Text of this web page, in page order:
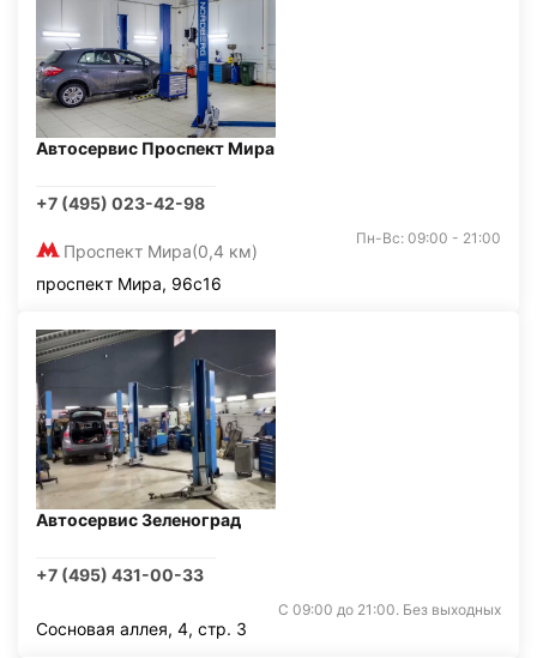
Автосервис Проспект Мира
+7 (495) 023-42-98
Проспект Мира(0,4 км)
Пн-Вс: 09:00 - 21:00
проспект Мира, 96с16
Автосервис Зеленоград
+7 (495) 431-00-33
С 09:00 до 21:00. Без выходных
Сосновая аллея, 4, стр. 3